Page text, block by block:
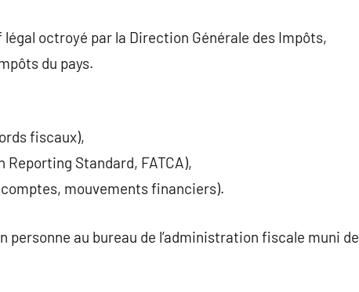
octroyé par la Direction Générale des Impôts,
du pays.
fiscaux),
Standard, FATCA),
mouvements financiers).
personne au bureau de l’administration fiscale muni de